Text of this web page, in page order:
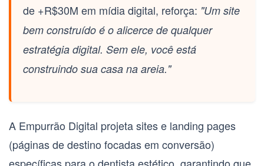
de +R$30M em mídia digital, reforça: "Um site
bem construído é o alicerce de qualquer
estratégia digital. Sem ele, você está
construindo sua casa na areia."
A Empurrão Digital projeta sites e landing pages
(páginas de destino focadas em conversão)